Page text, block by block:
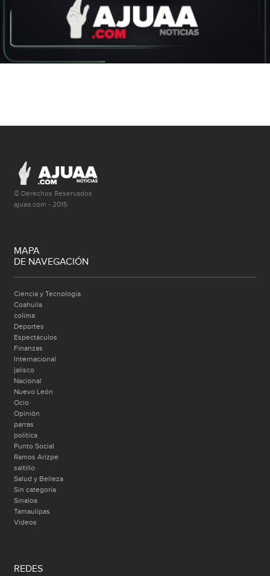
© Derechos Reservados
ajuaa.com - 2015
MAPA
DE NAVEGACIÓN
Ciencia y Tecnología
Coahuila
colima
Deportes
Espectáculos
Finanzas
Internacional
jalisco
Nacional
Nuevo León
Ocio
Opinión
parras
politica
Punto Social
Ramos Arizpe
saltillo
Salud y Belleza
Sin categoría
Sinaloa
Tamaulipas
Videos
REDES